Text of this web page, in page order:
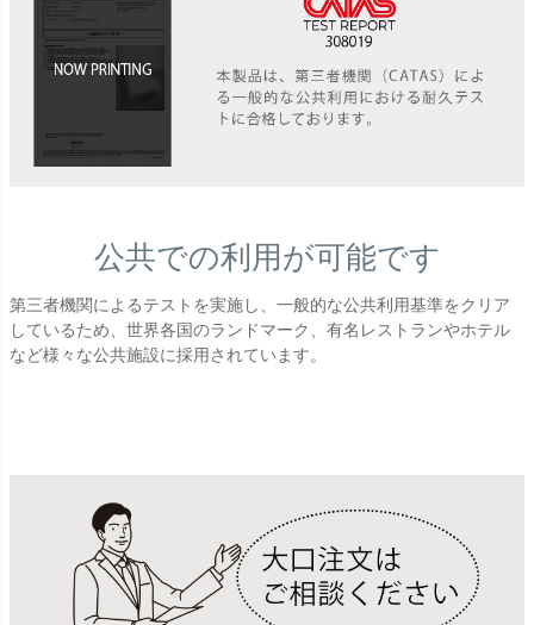
公共での利用が可能です
第三者機関によるテストを実施し、一般的な公共利用基準をクリア
しているため、世界各国のランドマーク、有名レストランやホテル
など様々な公共施設に採用されています。